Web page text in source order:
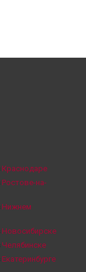
Краснодаре
Ростове-на-
Нижнем
Новосибирске
Челябинске
Екатеринбурге